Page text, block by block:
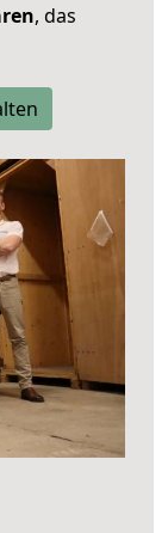
, das